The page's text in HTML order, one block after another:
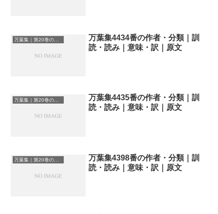
万葉集｜第20巻の和歌一覧
万葉集4434番の作者・分類｜訓
読・読み｜意味・訳｜原文
万葉集｜第20巻の和歌一覧
万葉集4435番の作者・分類｜訓
読・読み｜意味・訳｜原文
万葉集｜第20巻の和歌一覧
万葉集4398番の作者・分類｜訓
読・読み｜意味・訳｜原文